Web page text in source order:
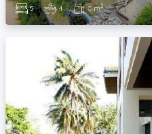
5 | 4 | 0 m2